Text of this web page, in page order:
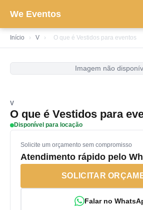
We Eventos
Início › V › O que é Vestidos para eventos
Imagem não
V
O que é Vestidos para
Disponível para locação
Solicite um orçamento sem compromisso
Atendimento rápido pelo
SOLICITAR
Falar no